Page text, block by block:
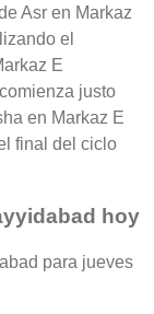
Asr en Markaz
el
E
justo
en Markaz E
final del ciclo
hoy
para jueves